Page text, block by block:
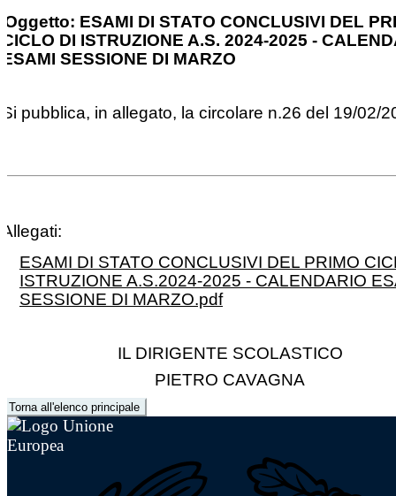
Oggetto: ESAMI DI STATO CONCLUSIVI DEL
CICLO DI ISTRUZIONE A.S. 2024-2025 -
ESAMI SESSIONE DI MARZO
Si pubblica, in allegato, la circolare n.26 del 19/02/
Allegati:
ESAMI DI STATO CONCLUSIVI DEL PRIMO
ISTRUZIONE A.S.2024-2025 - CALENDARIO
SESSIONE DI MARZO.pdf
IL DIRIGENTE SCOLASTICO
PIETRO CAVAGNA
Torna all'elenco principale